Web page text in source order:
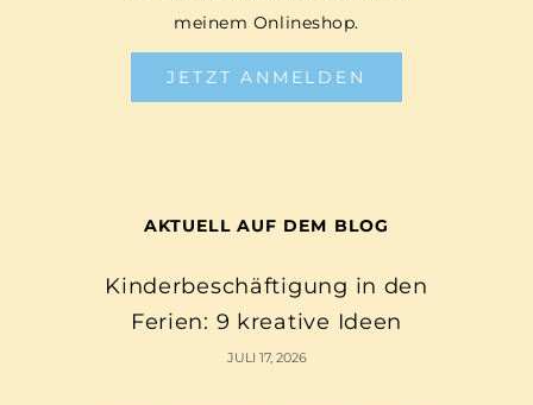
meinem Onlineshop.
JETZT ANMELDEN
AKTUELL AUF DEM BLOG
Kinderbeschäftigung in den
Ferien: 9 kreative Ideen
JULI 17, 2026